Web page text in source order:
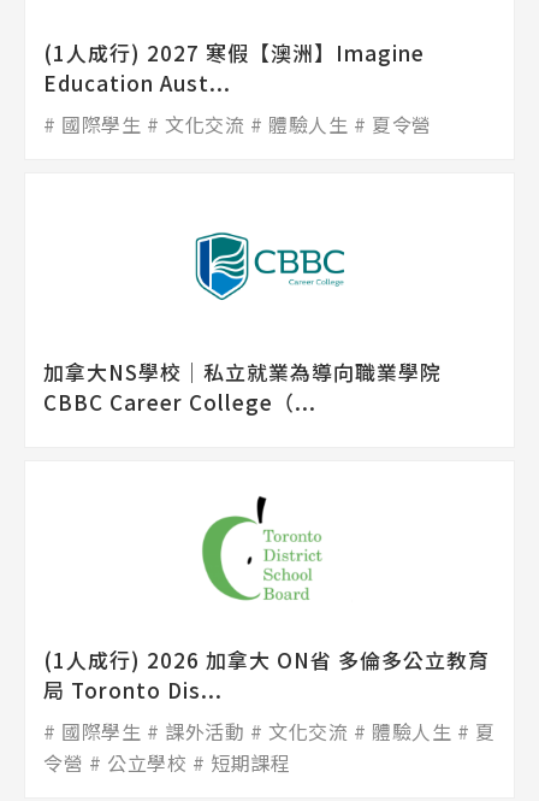
(1人成行) 2027 寒假【澳洲】Imagine
Education Aust...
國際學生 文化交流 體驗人生 夏令營
加拿大NS學校│私立就業為導向職業學院
CBBC Career College（...
(1人成行) 2026 加拿大 ON省 多倫多公立教育
局 Toronto Dis...
國際學生 課外活動 文化交流 體驗人生
夏
令營
公立學校 短期課程